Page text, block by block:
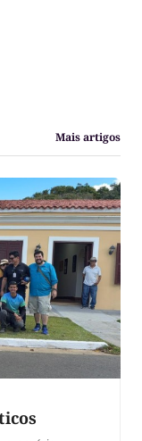
Mais artigos